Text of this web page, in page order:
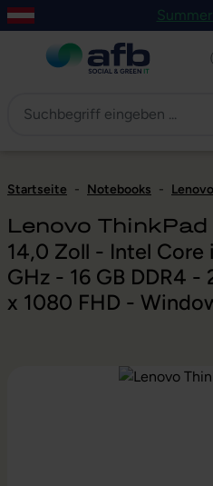
Hauptinhalt springen
Zur Navigation der B2B-
Startseite - Notebooks -
Lenovo
14,0 Zoll - Intel Core
GHz - 16 GB DDR4 -
x 1080 FHD -
Bildergalerie überspringen